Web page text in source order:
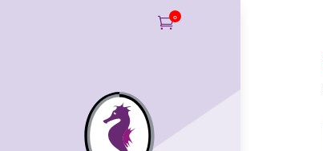
0